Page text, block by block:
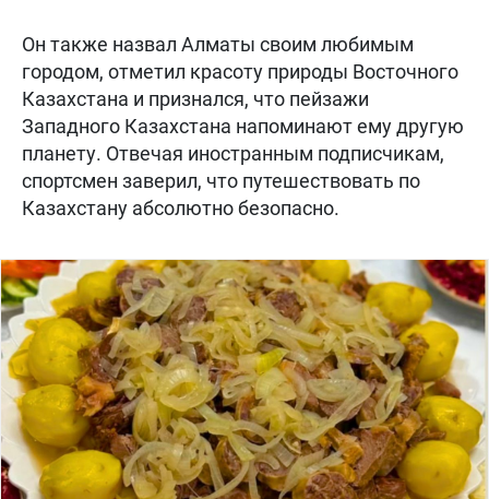
Он также назвал Алматы своим любимым
городом, отметил красоту природы Восточного
Казахстана и признался, что пейзажи
Западного Казахстана напоминают ему другую
планету. Отвечая иностранным подписчикам,
спортсмен заверил, что путешествовать по
Казахстану абсолютно безопасно.